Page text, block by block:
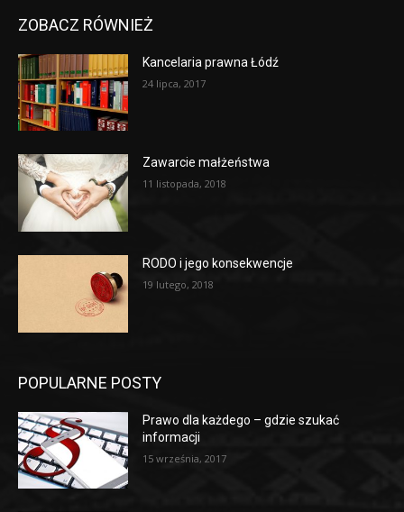
ZOBACZ RÓWNIEŻ
Kancelaria prawna Łódź
24 lipca, 2017
Zawarcie małżeństwa
11 listopada, 2018
RODO i jego konsekwencje
19 lutego, 2018
POPULARNE POSTY
Prawo dla każdego – gdzie szukać
informacji
15 września, 2017